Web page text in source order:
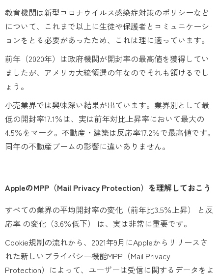
教育機関は新型コロナウイルス感染症対策のポリシーなど
について、これまで以上に生徒や保護者とコミュニケーシ
ョンをとる必要があったため、これは理に適っています。
前年（2020年）は政府機関が開封率の最高値を獲得してい
ましたが、アメリカ大統領選の年なのでそれも頷けるでし
ょう。
小売業界では興味深い結果が出ています。業界別として最
低の開封率17.1％は、実は前年対比上昇率において最大の
4.5％をマーク。不動産・建築は反応率17.2％で最高値です。
同年の不動産ブームの影響に違いありません。
AppleのMPP（Mail Privacy Protection）を理解しておこう
すべての業界の平均開封率の変化（前年比3.5％上昇） と反
応率 の変化（3.6％低下） は、実は非常に重要です。
Cookie規制の流れから、2021年9月にAppleからリリースさ
れた新しいプライバシー機能MPP（Mail Privacy
Protection）によって、ユーザーは受信に関するデータをよ